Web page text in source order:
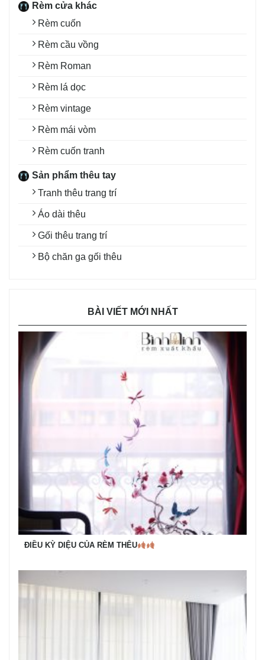
Rèm cửa khác
Rèm cuốn
Rèm cầu vồng
Rèm Roman
Rèm lá dọc
Rèm vintage
Rèm mái vòm
Rèm cuốn tranh
Sản phẩm thêu tay
Tranh thêu trang trí
Áo dài thêu
Gối thêu trang trí
Bộ chăn ga gối thêu
BÀI VIẾT MỚI NHẤT
ĐIỀU KỲ DIỆU CỦA RÈM THÊU